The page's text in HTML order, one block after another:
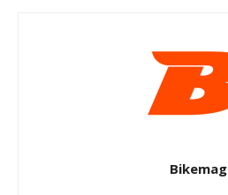
Bikemag